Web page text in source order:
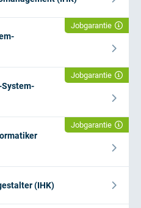
Jobgarantie
Jobgarantie
System-
Jobgarantie
(IHK)